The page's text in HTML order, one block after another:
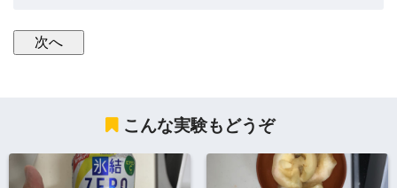
こんな実験もどうぞ